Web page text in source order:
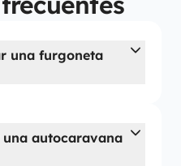
una furgoneta
una autocaravana